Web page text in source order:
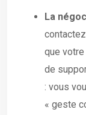
La
que
de
: vous
« geste